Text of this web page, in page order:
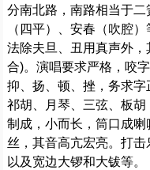
分南北路，南路相当于
（四平）、安春（吹腔）
法除夫旦、丑用真声外，
合)。演唱要求严格，咬
抑、扬、顿、挫，务求
祁胡、月琴、三弦、板
制成，小而长，筒口成
丝，其音高亢宏亮。打
以及宽边大锣和大钹等。